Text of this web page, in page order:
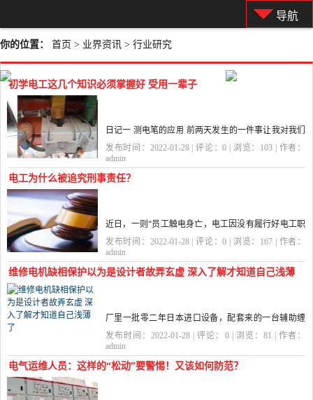
导航
你的位置： 首页 > 业界资讯 > 行业研究
初学电工这几个知识必须掌握好 受用一辈子
日记一 测电笔的应用 前两天发生的一件事让我对我们
常用的验电设备有了个全新的认识。一天凌晨两点左
右降水师傅给我从床上摇醒，告诉我说现场停电了，
但是出现了...
发布时间：2022-01-28 | 评论：0 | 浏览： 103 | 作者：
admin
电工为什么被追究刑事责任？
近日，一则“员工触电身亡，电工因没有履行好电工职
责，被追究刑责！”引发思考：南京某科技有限公司发
生一起触电事故，造成1人死亡，直接经济损失约133
万元人民币。 事故...
发布时间：2022-01-28 | 评论：0 | 浏览： 167 | 作者：
admin
维修电机缺相保护以为是设计者故弄玄虚 深入了解才知道自己浅薄
了
厂里一批零二年日本进口设备，配套来的一台辅助缠
绕机，多年来从未出现过故障，今年不知搭错哪根
筋，忽然出现了跳保护故障，根据以往经验，按道理
说没到使用寿命末期不该出现...
发布时间：2022-01-28 | 评论： 0| 浏览： 81 | 作者：
admin
电气运维人员：这样的“松动”要警惕！又该如何防范？